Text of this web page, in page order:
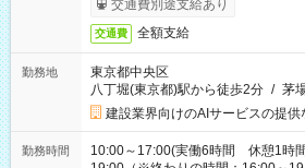
交通費別途支給あり
交通費 全額支給
勤務地
東京都中央区
八丁堀(東京都)駅から徒歩2分 / 茅
建設業界向けのAIサービスの提供
勤務時間
10:00～17:00(実働6時間 休憩1時